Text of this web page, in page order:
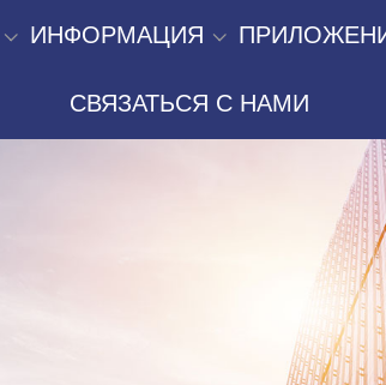
ИНФОРМАЦИЯ
СВЯЗАТЬСЯ С НАМИ